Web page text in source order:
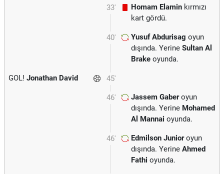
33'
Homam Elamin kırmızı
kart gördü.
40' Yusuf Abdurisag oyun
dışında. Yerine Sultan Al
Brake oyunda.
45'
GOL! Jonathan David
46' Jassem Gaberoyun
dışında. Yerine Mohamed
Al Mannai oyunda.
46' Edmilson Junioroyun
dışında. Yerine Ahmed
Fathi oyunda.